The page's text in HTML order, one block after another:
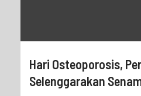
Hari Osteoporosis,
Selenggarakan